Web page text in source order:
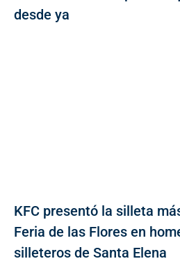
desde ya
KFC presentó la silleta
Feria de las Flores en
silleteros de Santa Elena